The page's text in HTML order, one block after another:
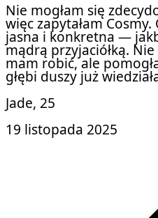
Nie mogłam się
więc zapytałam
jasna i konkretna —
mądrą przyjaciółką.
mam robić, ale
głębi duszy już
Jade, 25
19 listopada 2025